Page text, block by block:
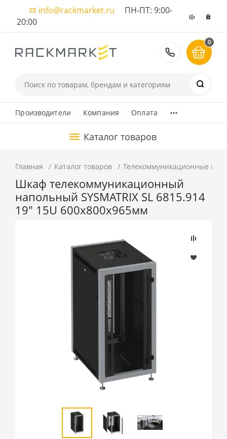
info@rackmarket.ru ПН-ПТ: 9:00-
20:00
8 (495)
0
Производители Компания Оплата ...
Каталог товаров
Главная Каталог товаров Телекоммуникационные
Шкаф телекоммуникационный
напольный SYSMATRIX SL 6815.914
19" 15U 600x800x965мм